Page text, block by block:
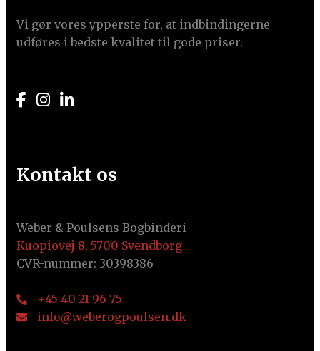
Vi gør vores ypperste for, at indbindingerne
udføres i bedste kvalitet til gode priser.
Kontakt os
Weber & Poulsens Bogbinderi
Kuopiovej 8, 5700 Svendborg
CVR-nummer: 30398386
+45 40 21 96 75
info@weberogpoulsen.dk